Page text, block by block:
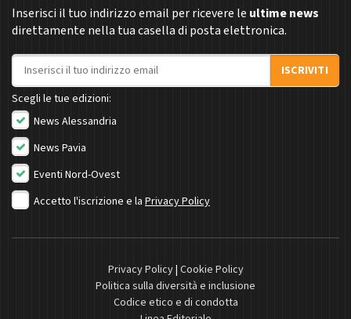
Inserisci il tuo indirizzo email per ricevere le ultime news
direttamente nella tua casella di posta elettronica.
Indirizzo email
ISCRIVITI
Scegli le tue edizioni:
News Alessandria
News Pavia
Eventi Nord-Ovest
Accetto l'iscrizione e la Privacy Policy
Privacy Policy| Cookie Policy
Politica sulla diversità e inclusione
Codice etico e di condotta